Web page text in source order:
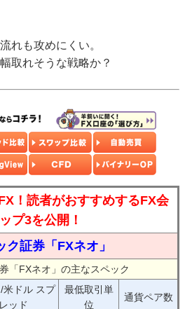
れも攻めにくい。
取れそうな戦略か？
！読者がおすすめするFX会
プ3を公開！
ク証券「FXネオ」
「FXネオ」の主なスペック
米ドル スプ
レッド
最低取引単
位
通貨ペア数